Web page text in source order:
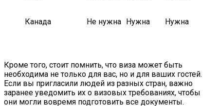
Канада Не нужна Нужна Нужна
Кроме того, стоит помнить, что виза может быть
необходима не только для вас, но и для ваших гостей.
Если вы пригласили людей из разных стран, важно
заранее уведомить их о визовых требованиях, чтобы
они могли вовремя подготовить все документы.